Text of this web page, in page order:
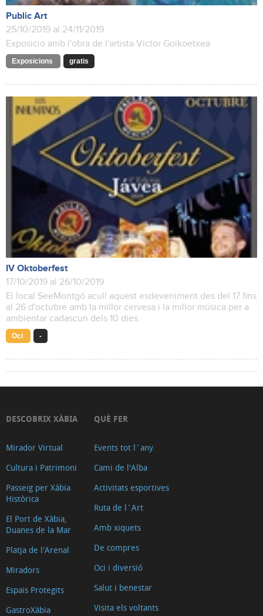
Public Art
25/10/2019 al 24/11/2019
Exposició amb l'obra de l'artista Victor Goikoetxea
Exposicions gratis
IV Oktoberfest
17/10/2019 al 26/10/2019
El local SeeMontgó acull aquest esdeveniment des del 17 fins
al 26 d'octubre amb la millor cervesa i la millor música per a
ambientar cadascun dels 10 dies.
Oci -
DESCOBRIX XÀBIA
Mirador Virtual
Cultura i Patrimoni
Passeig per Xàbia
Històrica
El Port de Xàbia,
Duanes de la Mar
Platja de l'Arenal
Miradors
Espais Protegits
GastroXàbia
QUÈ FER
Events tot l´any
Cami de l'Alba
Activitats esportives
Ruta de l´Art
Amb xiquets
De compres
Oci i diversió
Salut i benestar
Visita els voltants